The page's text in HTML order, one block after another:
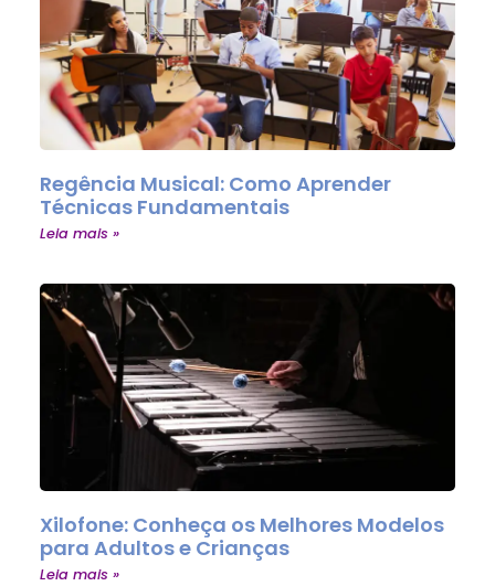
Regência Musical: Como Aprender
Técnicas Fundamentais
Leia mais »
Xilofone: Conheça os Melhores Modelos
para Adultos e Crianças
Leia mais »